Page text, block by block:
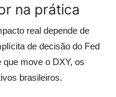
na prática
real depende de
de decisão do Fed
move o DXY, os
brasileiros.